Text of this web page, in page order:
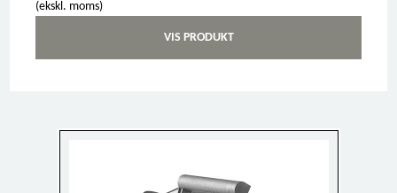
(ekskl. moms)
VIS PRODUKT